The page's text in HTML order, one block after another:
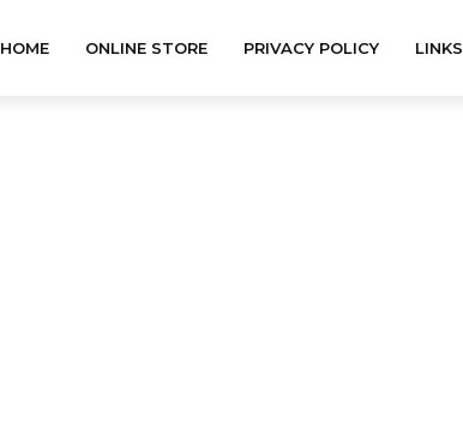
HOME ONLINE STORE PRIVACY POLICY LINKS